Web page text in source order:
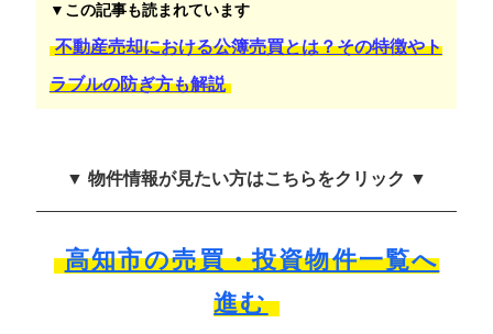
▼この記事も読まれています
不動産売却における公簿売買とは？その特徴やト
ラブルの防ぎ方も解説
▼ 物件情報が見たい方はこちらをクリック ▼
高知市の売買・投資物件一覧へ
進む